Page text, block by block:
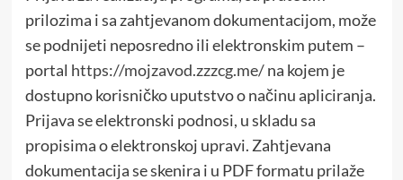
prilozima i sa zahtjevanom dokumentacijom, može
se podnijeti neposredno ili elektronskim putem –
portal https://mojzavod.zzzcg.me/na kojem je
dostupno korisničko uputstvo o načinu apliciranja.
Prijava se elektronski podnosi, u skladu sa
propisima o elektronskoj upravi. Zahtjevana
dokumentacija se skenira i u PDF formatu prilaže